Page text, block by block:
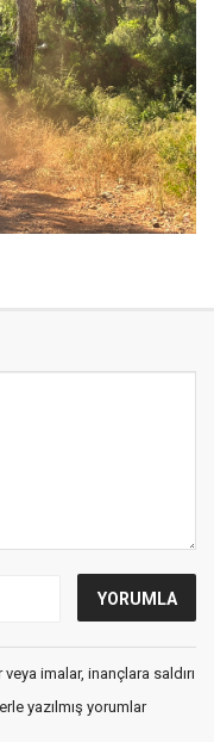
imalar, inançlara saldırı
yazılmış yorumlar